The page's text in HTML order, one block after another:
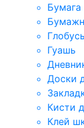
Бумага
Гуашь
Доски
Кисти
Клей